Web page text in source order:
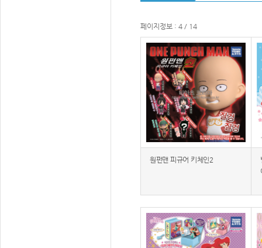
페이지정보 : 4 / 14
원펀맨 피규어 키체인2